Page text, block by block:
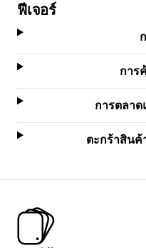
ฟีเจอร์
การ
การตลา
ตะกร้าสินค้